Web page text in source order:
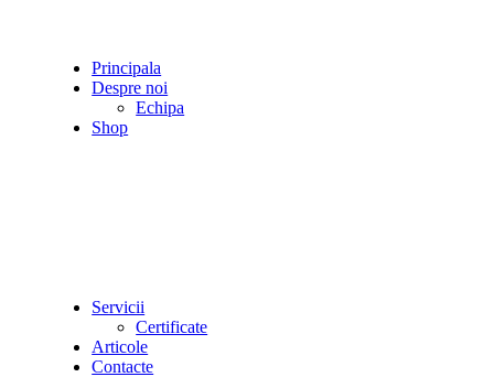
Principala
Despre noi
Echipa
Shop
Servicii
Certificate
Articole
Contacte